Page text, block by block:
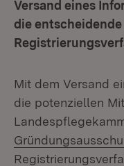
Versand eines
die entscheidende
Mit dem Versand
die potenziellen